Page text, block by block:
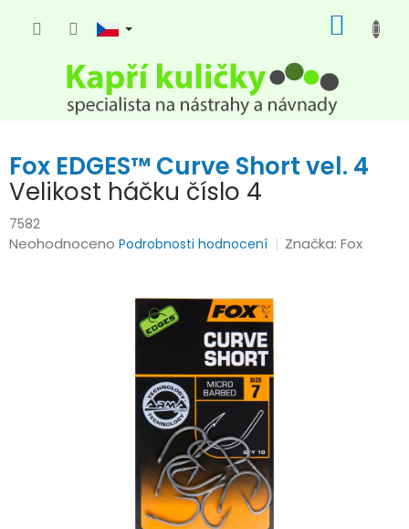
KOŠÍK
Fox EDGES™ Curve Short vel. 4
Velikost háčku číslo 4
7582
Průměrné
Neohodnoceno Podrobnosti hodnocení Značka:Fox